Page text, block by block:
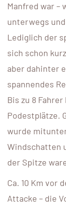
Manfred war –
unterwegs
Lediglich der
sich schon
aber dahinter
spannendes
Bis zu 8
Podestplätze.
wurde
Windschatten
der Spitze
Ca. 10 Km vor
Attacke – die